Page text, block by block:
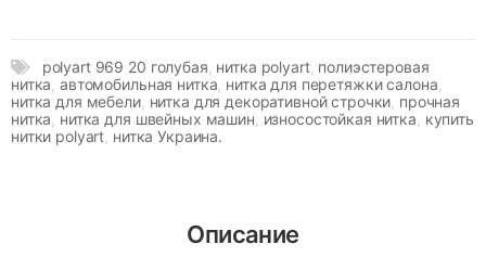
polyart 969 20 голубая нитка polyart, полиэстеровая
нитка ,автомобильная нитка нитка для перетяжки салона
нитка для мебели, нитка для декоративной строчки прочная
нитка нитка для швейных машин износостойкая нитка купить
нитки polyart нитка Украина.
Описание